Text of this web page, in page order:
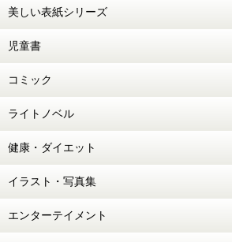
美しい表紙シリーズ
児童書
コミック
ライトノベル
健康・ダイエット
イラスト・写真集
エンターテイメント